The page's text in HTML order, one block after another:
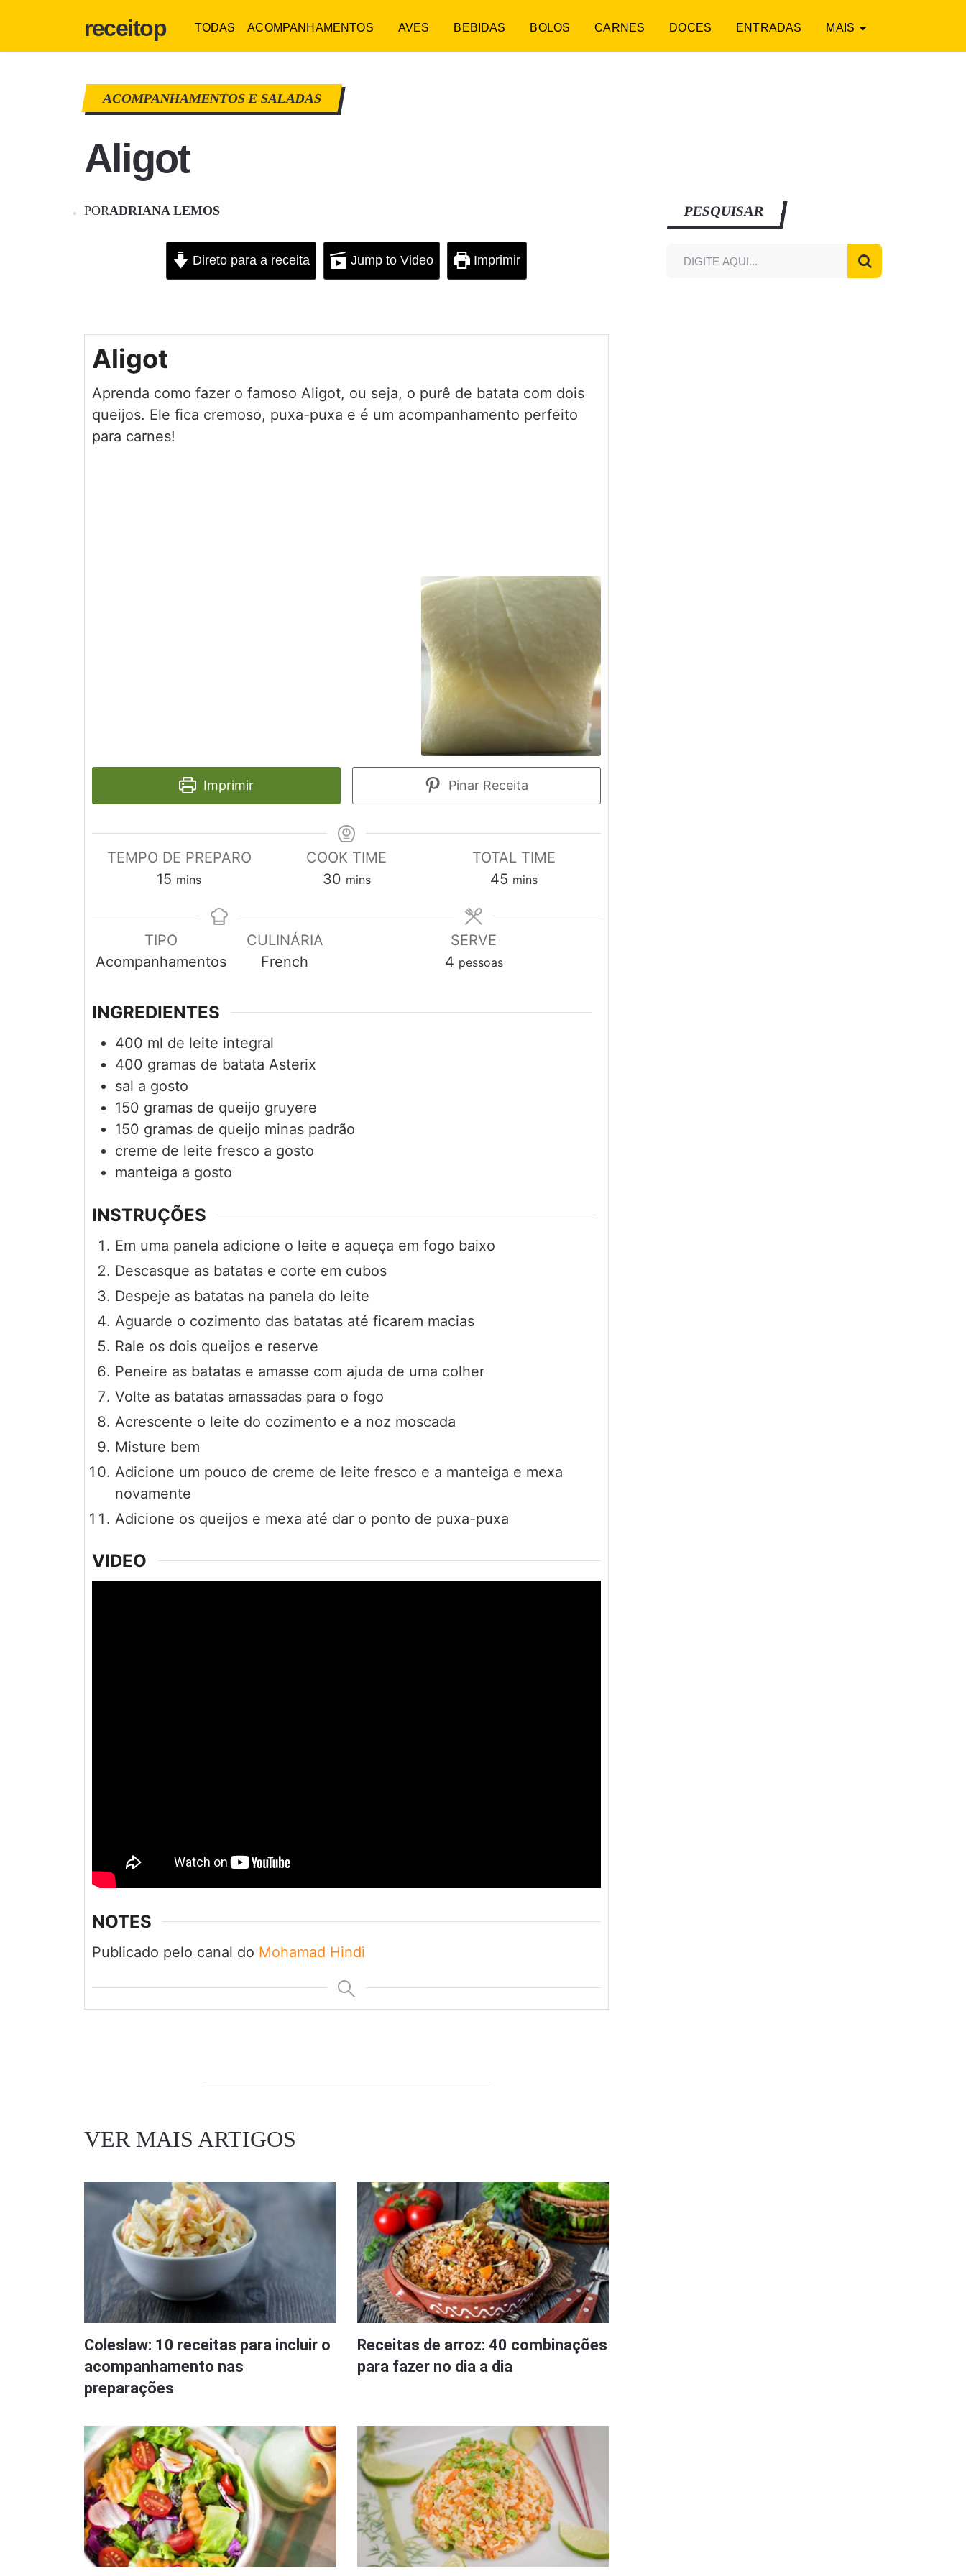
receitop TODAS ACOMPANHAMENTOS AVES BEBIDAS BOLOS CARNES DOCES ENTRADAS MAIS
ACOMPANHAMENTOS E SALADAS
Aligot
PORADRIANA LEMOS
Direto para a receita Jump to Video Imprimir
Aligot
Aprenda como fazer o famoso Aligot, ou seja, o purê de batata com dois
queijos. Ele fica cremoso, puxa-puxa e é um acompanhamento perfeito
para carnes!
Imprimir Pinar Receita
TEMPO DE PREPARO
15 minutes
mins
COOK TIME
30minutes
mins
TOTAL TIME
45minutes
mins
TIPO
Acompanhamentos
CULINÁRIA
French
SERVE
4 pessoas
INGREDIENTES
400 ml de leite integral
400 gramas de batata Asterix
sal a gosto
150 gramas de queijo gruyere
150 gramas de queijo minas padrão
creme de leite fresco a gosto
manteiga a gosto
INSTRUÇÕES
Em uma panela adicione o leite e aqueça em fogo baixo
Descasque as batatas e corte em cubos
Despeje as batatas na panela do leite
Aguarde o cozimento das batatas até ficarem macias
Rale os dois queijos e reserve
Peneire as batatas e amasse com ajuda de uma colher
Volte as batatas amassadas para o fogo
Acrescente o leite do cozimento e a noz moscada
Misture bem
Adicione um pouco de creme de leite fresco e a manteiga e mexa
novamente
Adicione os queijos e mexa até dar o ponto de puxa-puxa
VIDEO
NOTES
Publicado pelo canal do Mohamad Hindi
VER MAIS ARTIGOS
Coleslaw: 10 receitas para incluir o
acompanhamento nas
preparações
Receitas de arroz: 40 combinações
para fazer no dia a dia
PESQUISAR